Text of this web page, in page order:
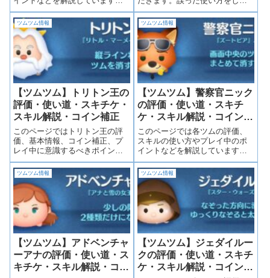
ゆっくりしていってくださいね♪
スパイダーグウェンの評価 コ
イン稼ぎ ★★★☆☆ スコ
ア稼ぎ ★★★☆☆ 使いやす
さ ★★★★☆ スキル演出
★★★☆☆スパ...
しまってもスキルチケットは戻
ってきません。そのため慎重
に、計画的に使う必要がありま
す。ツムツム好きの皆さんがさ
らに楽しくツムツムを進めてい
けるよう、解説して...
ツムツム情報
【ツムツム】トリトン王の
評価・使い道・スキチケ・
スキル解説・コイン補正
このページではトリトン王の評
価、基本情報、コイン補正、プ
レイ中に意識するべきポイント
などを詳しく載せています。
ツムツム情報
【ツムツム】警察官ニック
の評価・使い道・スキチ
ケ・スキル解説・コイン補
正
このページでは各ツムの評価、
スキルの使い方やプレイ中のポ
イントなどを解説しています。
目次から気になる項目にスキッ
プすることができます。ぜひ活
用してみて下さい！警察官ニッ
クの評価 コイン稼ぎ
★★☆☆☆ スコア稼ぎ
★★☆☆☆ 使いやすさ ...
ツムツム情報
【ツムツム】アドベンチャ
ーアナの評価・使い道・ス
キチケ・スキル解説・コイ
ツムツム情報
【ツムツム】ジェダイルー
クの評価・使い道・スキチ
ケ・スキル解説・コイン補